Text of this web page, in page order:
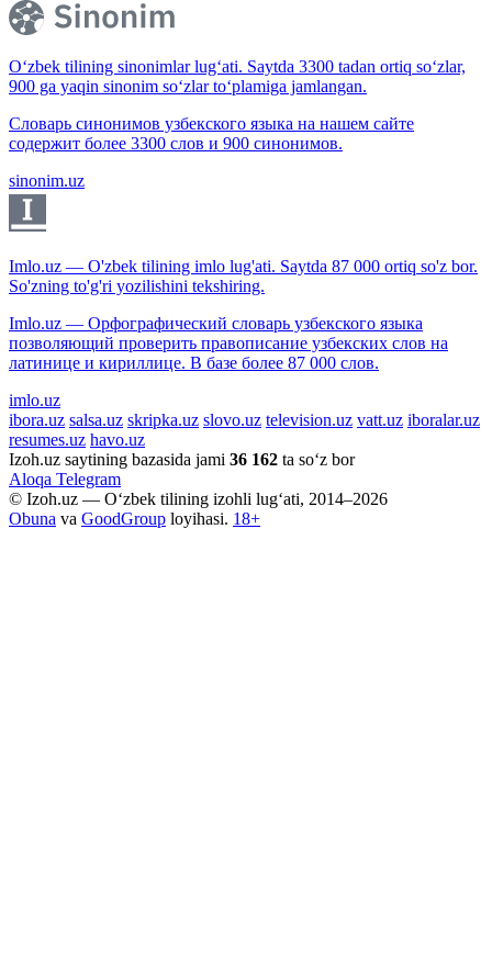
O‘zbek tilining sinonimlar lug‘ati. Saytda 3300 tadan ortiq so‘zlar,
900 ga yaqin sinonim so‘zlar to‘plamiga jamlangan.
Словарь синонимов узбекского языка на нашем сайте
содержит более 3300 слов и 900 синонимов.
sinonim.uz
Imlo.uz — O'zbek tilining imlo lug'ati. Saytda 87 000 ortiq so'z bor.
So'zning to'g'ri yozilishini tekshiring.
Imlo.uz — Орфографический словарь узбекского языка
позволяющий проверить правописание узбекских слов на
латинице и кириллице. В базе более 87 000 слов.
imlo.uz
ibora.uz salsa.uz skripka.uz slovo.uz television.uz vatt.uz iboralar.uz
resumes.uz havo.uz
Izoh.uz saytining bazasida jami 36 162 ta so‘z bor
Aloqa Telegram
© Izoh.uz — O‘zbek tilining izohli lug‘ati, 2014–2026
Obuna va GoodGroup loyihasi. 18+